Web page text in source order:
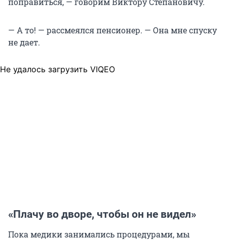
— А то! — рассмеялся пенсионер. — Она мне спуску
не дает.
Не удалось загрузить VIQEO
«Плачу во дворе, чтобы он не видел»
Пока медики занимались процедурами, мы